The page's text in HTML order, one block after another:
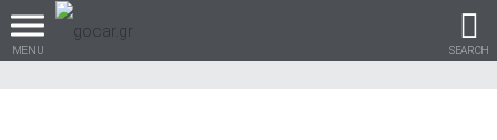
MENU SEARCH